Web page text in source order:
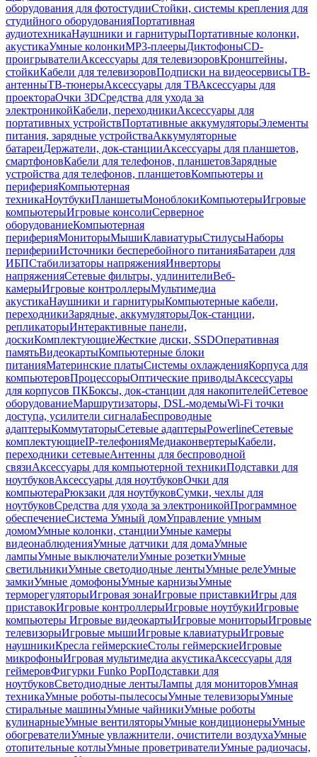
оборудования для фотостудииСтойки, системы крепления для
студийного оборудованияПортативная
аудиотехникаНаушники и гарнитурыПортативные колонки,
акустикаУмные колонкиMP3-плеерыДиктофоныCD-
проигрывателиАксессуары для телевизоровКронштейны,
стойкиКабели для телевизоровПодписки на видеосервисыТВ-
антенныТВ-тюнерыАксессуары для ТВАксессуары для
проектораОчки 3DСредства для ухода за
электроникойКабели, переходникиАксессуары для
портативных устройствПортативные аккумуляторыЭлементы
питания, зарядные устройстваАккумуляторные
батареиДержатели, док-станцииАксессуары для планшетов,
смартфоновКабели для телефонов, планшетовЗарядные
устройства для телефонов, планшетовКомпьютеры и
периферияКомпьютерная
техникаНоутбукиПланшетыМоноблокиКомпьютерыИгровые
компьютерыИгровые консолиСерверное
оборудованиеКомпьютерная
периферияМониторыМышиКлавиатурыСтилусыНаборы
периферииИсточники бесперебойного питанияБатареи для
ИБПСтабилизаторы напряженияИнверторы
напряженияСетевые фильтры, удлинителиВеб-
камерыИгровые контроллерыМультимедиа
акустикаНаушники и гарнитурыКомпьютерные кабели,
переходникиЗарядные, аккумуляторыДок-станции,
репликаторыИнтерактивные панели,
доскиКомплектующиеЖесткие диски, SSDОперативная
памятьВидеокартыКомпьютерные блоки
питанияМатеринские платыСистемы охлажденияКорпуса для
компьютеровПроцессорыОптические приводыАксессуары
для корпусов ПКБоксы, док-станции для накопителейСетевое
оборудованиеМаршрутизаторы, DSL-модемыWi-Fi точки
доступа, усилители сигналаБеспроводные
адаптерыКоммутаторыСетевые адаптерыPowerlineСетевые
комплектующиеIP-телефонияМедиаконвертерыКабели,
переходники сетевыеАнтенны для беспроводной
связиАксессуары для компьютерной техникиПодставки для
ноутбуковАксессуары для ноутбуковОчки для
компьютераРюкзаки для ноутбуковСумки, чехлы для
ноутбуковСредства для ухода за электроникойПрограммное
обеспечениеСистема Умный домУправление умным
домомУмные колонки, станцииУмные камеры
видеонаблюденияУмные датчики для домаУмные
лампыУмные выключателиУмные розеткиУмные
светильникиУмные светодиодные лентыУмные релеУмные
замкиУмные домофоныУмные карнизыУмные
терморегуляторыИгровая зонаИгровые приставкиИгры для
приставокИгровые контроллерыИгровые ноутбукиИгровые
компьютеры Игровые видеокартыИгровые мониторыИгровые
телевизорыИгровые мышиИгровые клавиатурыИгровые
наушникиКресла геймерскиеСтолы геймерскиеИгровые
микрофоныИгровая мультимедиа акустикаАксессуары для
геймеровФигурки Funko PopПодставки для
ноутбуковСветодиодные лентыЛампы для мониторовУмная
техникаУмные роботы-пылесосыУмные телевизорыУмные
стиральные машиныУмные чайникиУмные роботы
кулинарныеУмные вентиляторыУмные кондиционерыУмные
обогревателиУмные увлажнители, очистители воздухаУмные
отопительные котлыУмные проветривателиУмные радиочасы,